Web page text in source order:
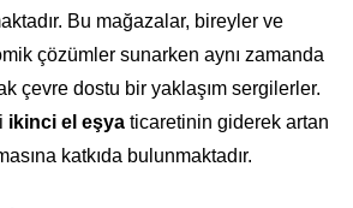
Bu mağazalar, bireyler ve
çözümler sunarken aynı zamanda
çevre dostu bir yaklaşım sergilerler.
ikinci el eşya ticaretinin giderek artan
katkıda bulunmaktadır.